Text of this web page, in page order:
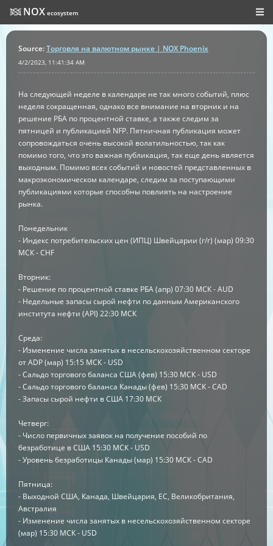
NOX ecosystem
Source:Торговля на валютном рынке | NOX Phoenix
4/2/2023, 11:41:34 AM
На следующей неделе в календаре не так много событий, плюс
неделя сокращенная, однако все внимание на вторник и на
решение РБА по процентной ставке, а также следим за
пятницей и публикацией NFP. Пятничная публикация может
сопровождаться очень высокой волатильностью, так как
помимо того, что это важная публикация, так еще день является
выходным. Помимо всех событий и новостей представленных в
макроэкономическом календаре, следим за поступающими
публикациями которые способны повлиять на настроение
рынка.
Понедельник
- Индекс потребительских цен (ИПЦ) Швейцарии (г/г) (мар) 09:30
МСК - CHF
Вторник:
- Решение по процентной ставке РБА (апр) 07:30 МСК - AUD
- Недельные запасы сырой нефти по данным Американского
института нефти (API) 22:30 МСК
Среда:
- Изменение числа занятых в несельскохозяйственном секторе
от ADP (мар) 15:15 МСК - USD
- Сальдо торгового баланса США (фев) 15:30 МСК - USD
- Сальдо торгового баланса Канады (фев) 15:30 МСК - CAD
- Запасы сырой нефти в США 17:30 МСК
Четверг:
- Число первичных заявок на получение пособий по
безработице в США 15:30 МСК - USD
- Уровень безработицы Канады (мар) 15:30 МСК - CAD
Пятница:
- Выходной США, Канада, Швейцария, ЕС, Великобритания,
Австралия
- Изменение числа занятых в несельскохозяйственном секторе
(мар) 15:30 МСК - USD